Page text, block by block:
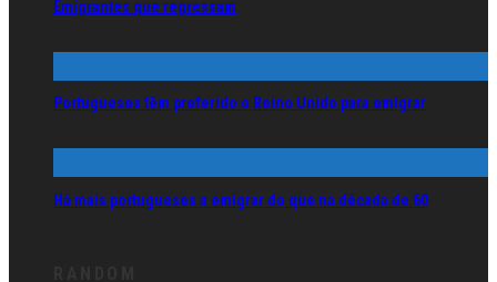
Emigrantes que regressam
Portugueses têm preferido o Reino Unido para emigrar
Há mais portugueses a emigrar do que na década de 60